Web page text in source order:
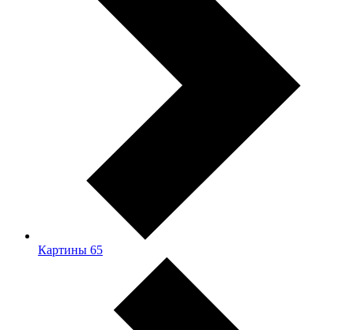
Картины 65